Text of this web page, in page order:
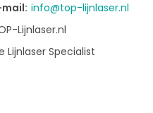
mail: info@top-lijnlaser.nl
Lijnlaser.nl
Lijnlaser Specialist